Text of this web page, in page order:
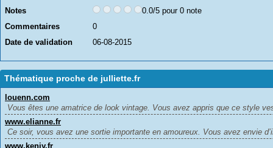
Notes
0.0/5 pour 0 note
Commentaires
0
Date de validation
06-08-2015
Thématique proche de julliette.fr
louenn.com
Vous êtes une amatrice de look vintage. Vous avez appris que ce style
www.elianne.fr
Ce soir, vous avez une sortie importante en amoureux. Vous avez envie
www.kenjy.fr